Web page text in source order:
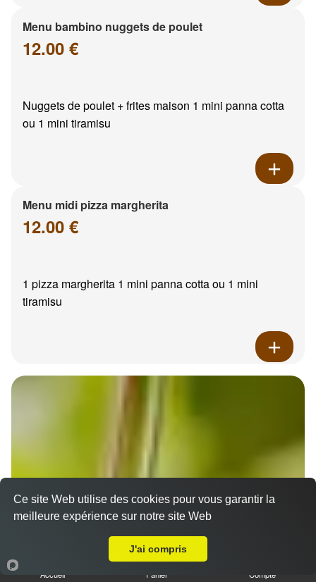
Menu bambino nuggets de poulet
12.00 €
Nuggets de poulet + frites maison 1 mini panna cotta
ou 1 mini tiramisu
Menu midi pizza margherita
12.00 €
1 pizza margherita 1 mini panna cotta ou 1 mini
tiramisu
Accueil Panier Compte
Ce site Web utilise des cookies pour vous garantir la
meilleure expérience sur notre site Web
J'ai compris